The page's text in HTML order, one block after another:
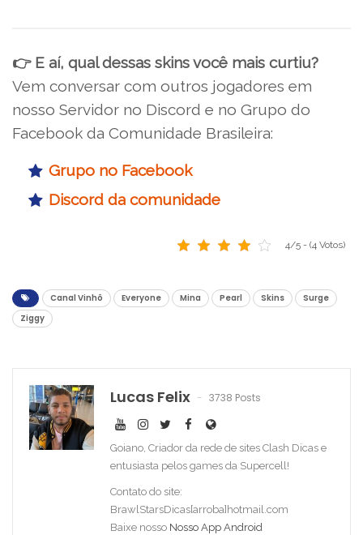
👉 E aí, qual dessas skins você mais curtiu?
Vem conversar com outros jogadores em
nosso Servidor no Discord e no Grupo do
Facebook da Comunidade Brasileira:
Grupo no Facebook
Discord da comunidade
4/5 - (4 Votos)
Canal Vinhô Everyone Mina Pearl Skins
Surge
Ziggy
Lucas Felix 3738 Posts
Goiano, Criador da rede de sites Clash Dicas e
entusiasta pelos games da Supercell!
Contato do site:
BrawlStarsDicas[arroba]hotmail.com
Baixe nosso Nosso App Android